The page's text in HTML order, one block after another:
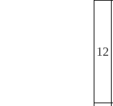
12